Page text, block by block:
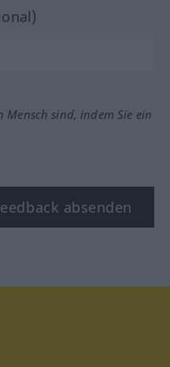
Mensch sind, indem Sie ein
absenden